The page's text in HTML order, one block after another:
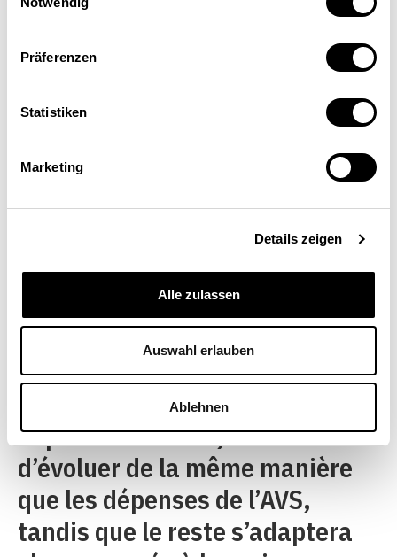
Präferenzen
Statistiken
Marketing
Details zeigen
Alle zulassen
Auswahl erlauben
Ablehnen
Le Conseil fédéral entend
contribution de la
Confédération à l’AVS. Les
lignes directrices de la
Prévoyance vieillesse 2020
prévoient un
désenchevêtrement partiel: la
moitié de la contribution
fédérale (environ 10% des
dépenses de l’AVS) continuera
d’évoluer de la même manière
que les dépenses de l’AVS,
tandis que le reste s’adaptera